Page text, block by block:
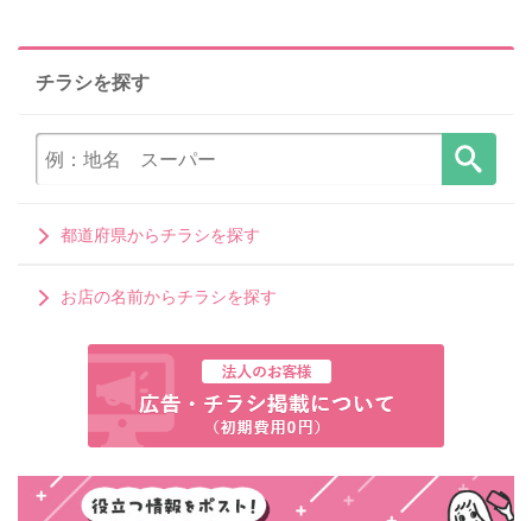
チラシを探す
都道府県からチラシを探す
お店の名前からチラシを探す